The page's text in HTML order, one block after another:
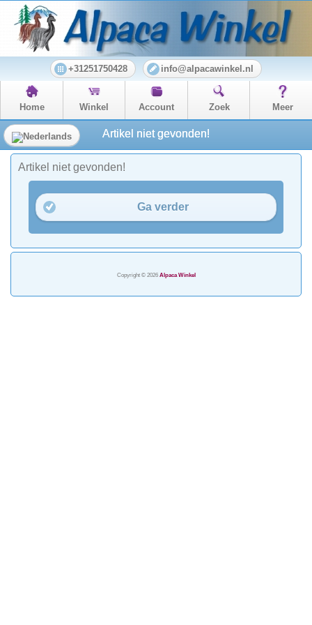
+31251750428 info@alpacawinkel.nl
Home Winkel Account Zoek Meer
Artikel niet gevonden!
Artikel niet gevonden!
Ga verder
Copyright © 2026 Alpaca Winkel